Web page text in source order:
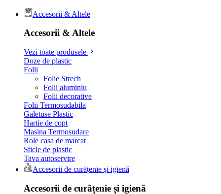
Accesorii & Altele
Accesorii & Altele
Vezi toate produsele
Doze de plastic
Folii
Folie Strech
Folii aluminiu
Folii decorative
Folii Termosudabila
Galetuse Plastic
Hartie de copt
Masina Termosudare
Role casa de marcat
Sticle de plastic
Tava autoservire
Accesorii de curățenie și igienă
Accesorii de curățenie și igienă